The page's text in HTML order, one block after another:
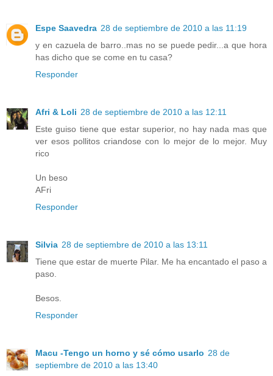
Espe Saavedra 28 de septiembre de 2010 a las 11:19
y en cazuela de barro..mas no se puede pedir...a que hora
has dicho que se come en tu casa?
Responder
Afri & Loli 28 de septiembre de 2010 a las 12:11
Este guiso tiene que estar superior, no hay nada mas que
ver esos pollitos criandose con lo mejor de lo mejor. Muy
rico
Un beso
AFri
Responder
Silvia 28 de septiembre de 2010 a las 13:11
Tiene que estar de muerte Pilar. Me ha encantado el paso a
paso.
Besos.
Responder
Macu -Tengo un horno y sé cómo usarlo 28 de
septiembre de 2010 a las 13:40